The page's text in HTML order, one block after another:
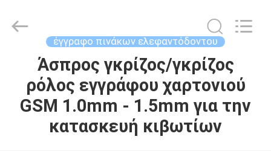
ΣΠΊΤΙ
ΠΡΟΪΌΝΤΑ
BMPAPER
CO.,LTD.
έγγραφο πινάκων ελεφαντόδοντου
Άσπρος γκρίζος/γκρίζος
ρόλος εγγράφου χαρτονιού
GSM 1.0mm - 1.5mm για την
κατασκευή κιβωτίων